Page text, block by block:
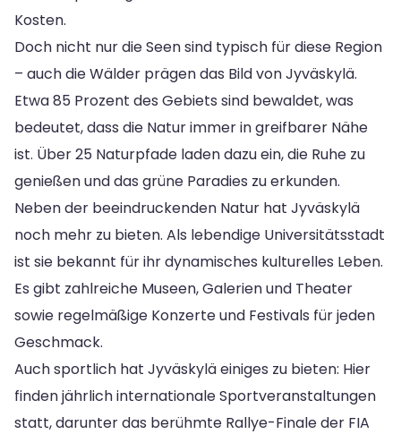
Kosten.
Doch nicht nur die Seen sind typisch für diese Region
– auch die Wälder prägen das Bild von Jyväskylä.
Etwa 85 Prozent des Gebiets sind bewaldet, was
bedeutet, dass die Natur immer in greifbarer Nähe
ist. Über 25 Naturpfade laden dazu ein, die Ruhe zu
genießen und das grüne Paradies zu erkunden.
Neben der beeindruckenden Natur hat Jyväskylä
noch mehr zu bieten. Als lebendige Universitätsstadt
ist sie bekannt für ihr dynamisches kulturelles Leben.
Es gibt zahlreiche Museen, Galerien und Theater
sowie regelmäßige Konzerte und Festivals für jeden
Geschmack.
Auch sportlich hat Jyväskylä einiges zu bieten: Hier
finden jährlich internationale Sportveranstaltungen
statt, darunter das berühmte Rallye-Finale der FIA